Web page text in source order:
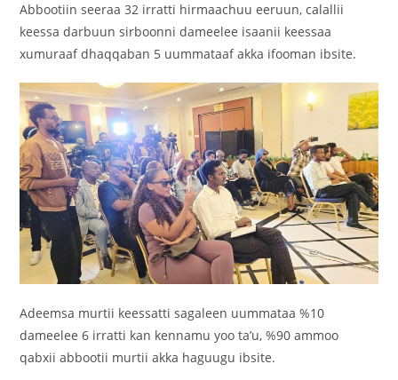
Abbootiin seeraa 32 irratti hirmaachuu eeruun, calallii
keessa darbuun sirboonni dameelee isaanii keessaa
xumuraaf dhaqqaban 5 uummataaf akka ifooman ibsite.
Adeemsa murtii keessatti sagaleen uummataa %10
dameelee 6 irratti kan kennamu yoo ta’u, %90 ammoo
qabxii abbootii murtii akka haguugu ibsite.